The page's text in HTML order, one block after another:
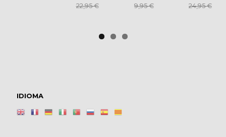
IDIOMA
22,95 € 9,95 € 24,95 €